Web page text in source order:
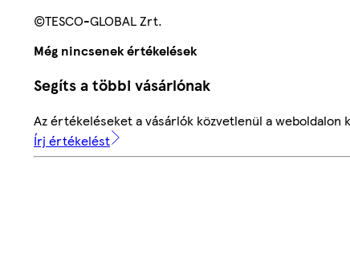
©TESCO-GLOBAL Zrt.
Még nincsenek értékelések
Segíts a többi vásárlónak
Az értékeléseket a vásárlók közvetlenül a
Írj értékelést